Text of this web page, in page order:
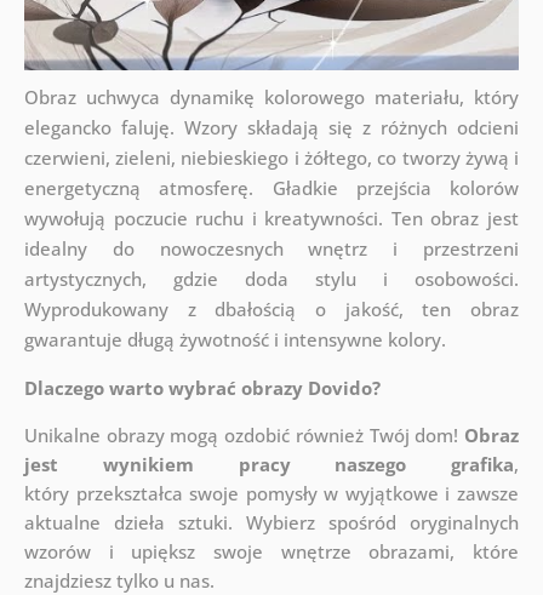
Obraz uchwyca dynamikę kolorowego materiału, który
elegancko faluję. Wzory składają się z różnych odcieni
czerwieni, zieleni, niebieskiego i żółtego, co tworzy żywą i
energetyczną atmosferę. Gładkie przejścia kolorów
wywołują poczucie ruchu i kreatywności. Ten obraz jest
idealny do nowoczesnych wnętrz i przestrzeni
artystycznych, gdzie doda stylu i osobowości.
Wyprodukowany z dbałością o jakość, ten obraz
gwarantuje długą żywotność i intensywne kolory.
Dlaczego warto wybrać obrazy Dovido?
Unikalne obrazy mogą ozdobić również Twój dom! Obraz
jest wynikiem pracy naszego grafika,
który przekształca swoje pomysły w wyjątkowe i zawsze
aktualne dzieła sztuki. Wybierz spośród oryginalnych
wzorów i upiększ swoje wnętrze obrazami, które
znajdziesz tylko u nas.